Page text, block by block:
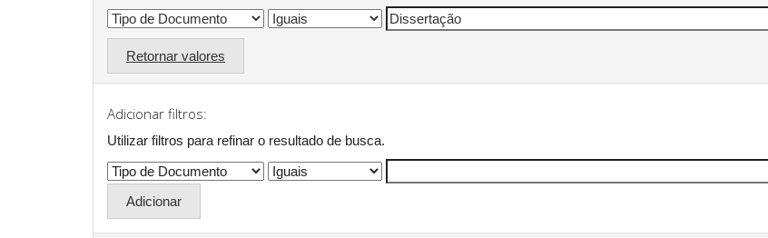
Retornar valores
Adicionar filtros:
Utilizar filtros para refinar o resultado de busca.